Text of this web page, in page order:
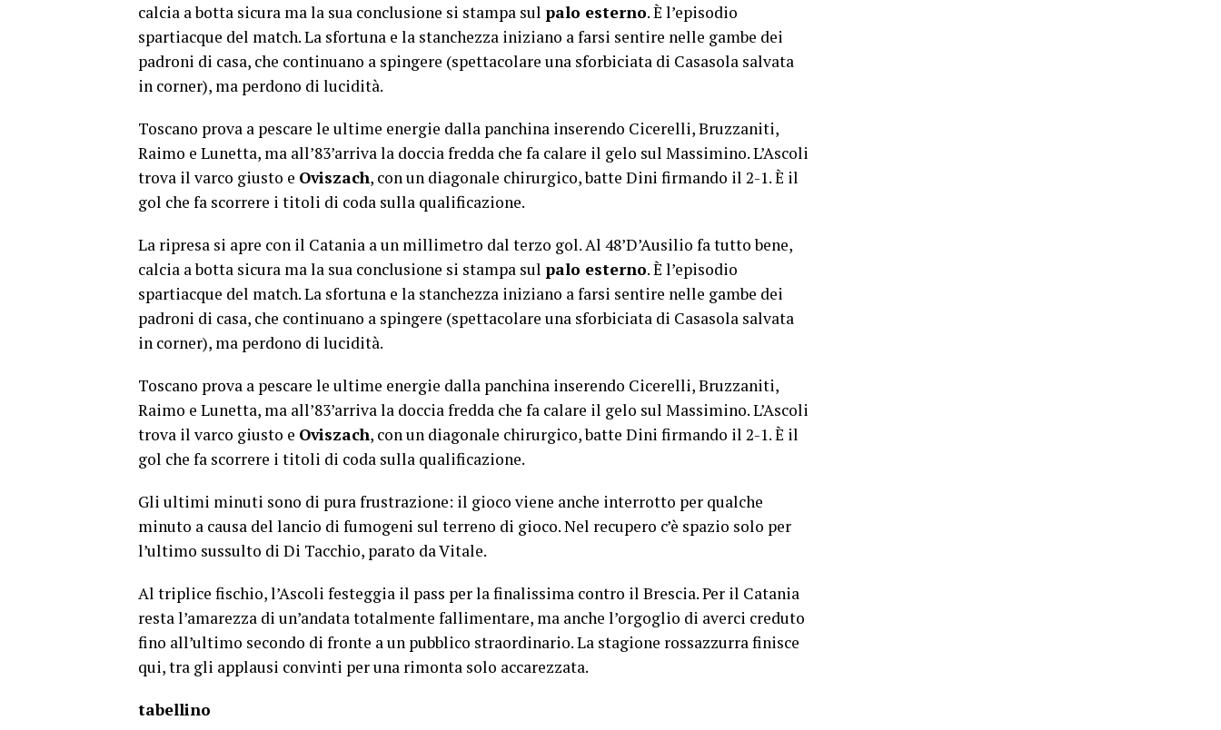
calcia a botta sicura ma la sua conclusione si stampa sul palo esterno. È l’episodio
spartiacque del match. La sfortuna e la stanchezza iniziano a farsi sentire nelle gambe dei
padroni di casa, che continuano a spingere (spettacolare una sforbiciata di Casasola salvata
in corner), ma perdono di lucidità.
Toscano prova a pescare le ultime energie dalla panchina inserendo Cicerelli, Bruzzaniti,
Raimo e Lunetta, ma all’83’arriva la doccia fredda che fa calare il gelo sul Massimino. L’Ascoli
trova il varco giusto e Oviszach, con un diagonale chirurgico, batte Dini firmando il 2-1. È il
gol che fa scorrere i titoli di coda sulla qualificazione.
La ripresa si apre con il Catania a un millimetro dal terzo gol. Al 48’D’Ausilio fa tutto bene,
calcia a botta sicura ma la sua conclusione si stampa sul palo esterno. È l’episodio
spartiacque del match. La sfortuna e la stanchezza iniziano a farsi sentire nelle gambe dei
padroni di casa, che continuano a spingere (spettacolare una sforbiciata di Casasola salvata
in corner), ma perdono di lucidità.
Toscano prova a pescare le ultime energie dalla panchina inserendo Cicerelli, Bruzzaniti,
Raimo e Lunetta, ma all’83’arriva la doccia fredda che fa calare il gelo sul Massimino. L’Ascoli
trova il varco giusto e Oviszach, con un diagonale chirurgico, batte Dini firmando il 2-1. È il
gol che fa scorrere i titoli di coda sulla qualificazione.
Gli ultimi minuti sono di pura frustrazione: il gioco viene anche interrotto per qualche
minuto a causa del lancio di fumogeni sul terreno di gioco. Nel recupero c’è spazio solo per
l’ultimo sussulto di Di Tacchio, parato da Vitale.
Al triplice fischio, l’Ascoli festeggia il pass per la finalissima contro il Brescia. Per il Catania
resta l’amarezza di un’andata totalmente fallimentare, ma anche l’orgoglio di averci creduto
fino all’ultimo secondo di fronte a un pubblico straordinario. La stagione rossazzurra finisce
qui, tra gli applausi convinti per una rimonta solo accarezzata.
tabellino